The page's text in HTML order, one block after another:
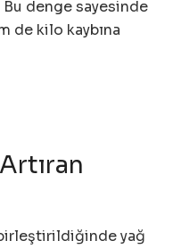
denge sayesinde
de kilo kaybına
yağ